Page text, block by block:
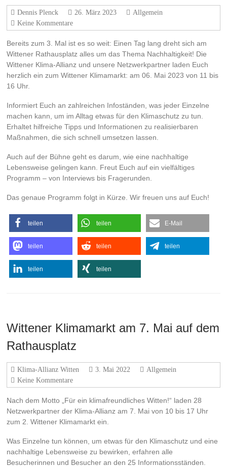
Dennis Plenck 26. März 2023
Allgemein
Keine Kommentare
Bereits zum 3. Mal ist es so weit: Einen Tag lang dreht sich am
Wittener Rathausplatz alles um das Thema Nachhaltigkeit! Die
Wittener Klima-Allianz und unsere Netzwerkpartner laden Euch
herzlich ein zum Wittener Klimamarkt: am 06. Mai 2023 von 11 bis
16 Uhr.
Informiert Euch an zahlreichen Infoständen, was jeder Einzelne
machen kann, um im Alltag etwas für den Klimaschutz zu tun.
Erhaltet hilfreiche Tipps und Informationen zu realisierbaren
Maßnahmen, die sich schnell umsetzen lassen.
Auch auf der Bühne geht es darum, wie eine nachhaltige
Lebensweise gelingen kann. Freut Euch auf ein vielfältiges
Programm – von Interviews bis Fragerunden.
Das genaue Programm folgt in Kürze. Wir freuen uns auf Euch!
teilen teilen E-Mail
teilen teilen teilen
teilen teilen
Wittener Klimamarkt am 7. Mai auf dem
Rathausplatz
Klima-Allianz Witten 3. Mai 2022
Allgemein
Keine Kommentare
Nach dem Motto „Für ein klimafreundliches Witten!“ laden 28
Netzwerkpartner der Klima-Allianz am 7. Mai von 10 bis 17 Uhr
zum 2. Wittener Klimamarkt ein.
Was Einzelne tun können, um etwas für den Klimaschutz und eine
nachhaltige Lebensweise zu bewirken, erfahren alle
Besucherinnen und Besucher an den 25 Informationsständen.